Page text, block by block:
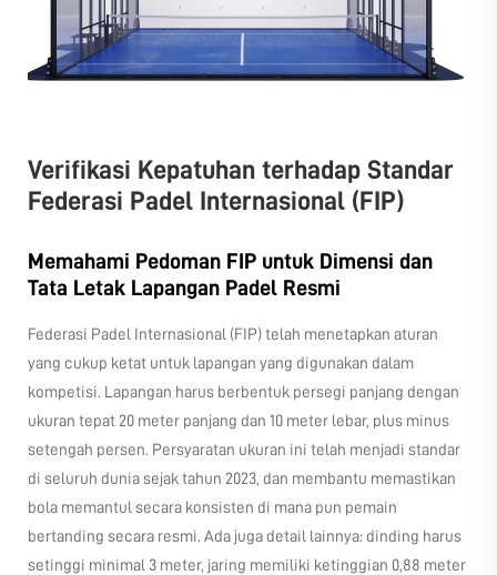
Verifikasi Kepatuhan terhadap Standar
Federasi Padel Internasional (FIP)
Memahami Pedoman FIP untuk Dimensi dan
Tata Letak Lapangan Padel Resmi
Federasi Padel Internasional (FIP) telah menetapkan aturan
yang cukup ketat untuk lapangan yang digunakan dalam
kompetisi. Lapangan harus berbentuk persegi panjang dengan
ukuran tepat 20 meter panjang dan 10 meter lebar, plus minus
setengah persen. Persyaratan ukuran ini telah menjadi standar
di seluruh dunia sejak tahun 2023, dan membantu memastikan
bola memantul secara konsisten di mana pun pemain
bertanding secara resmi. Ada juga detail lainnya: dinding harus
setinggi minimal 3 meter, jaring memiliki ketinggian 0,88 meter